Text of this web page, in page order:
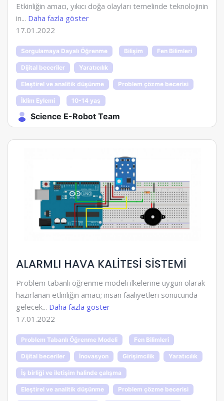
Etkinliğin amacı, yıkıcı doğa olayları temelinde teknolojinin
in... Daha fazla göster
17.01.2022
Sorgulamaya Dayalı Öğrenme Bilişim Fen Bilimleri
Dijital beceriler Yaratıcılık
Eleştirel ve analitik düşünme Problem çözme becerisi
İklim Eylemi 10-14 yaş
Science E-Robot Team
ALARMLI HAVA KALİTESİ SİSTEMİ
Problem tabanlı öğrenme modeli ilkelerine uygun olarak
hazırlanan etlinliğin amacı; insan faaliyetleri sonucunda
gelecek... Daha fazla göster
17.01.2022
Problem Tabanlı Öğrenme Modeli Fen Bilimleri
Dijital beceriler İnovasyon Girişimcilik Yaratıcılık
İş birliği ve iletişim halinde çalışma
Eleştirel ve analitik düşünme Problem çözme becerisi